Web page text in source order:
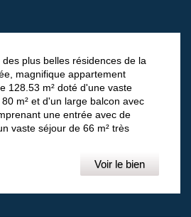
des plus belles résidences de la
magnifique appartement
128.53 m² doté d'une vaste
m² et d'un large balcon avec
une entrée avec de
vaste séjour de 66 m² très
Voir le bien